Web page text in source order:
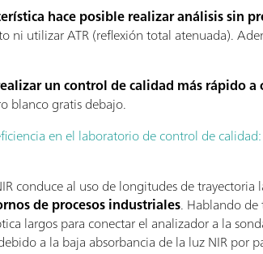
hace posible realizar análisis sin
ni utilizar ATR (reflexión total atenuada).
un control de calidad más rápido a
blanco gratis debajo.
en el laboratorio de control de
conduce al uso de longitudes de
de procesos industriales. Hablando de
largos para conectar el analizador a la
a la baja absorbancia de la luz NIR por